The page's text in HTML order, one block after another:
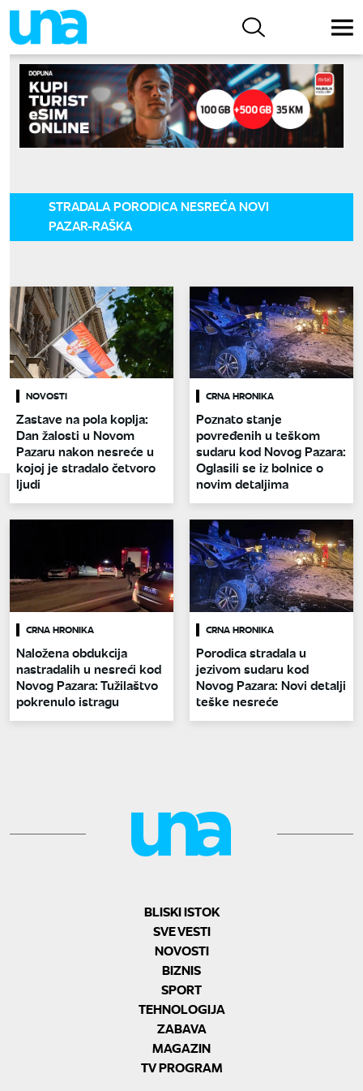
STRADALA PORODICA NESREĆA NOVI
PAZAR-RAŠKA
NOVOSTI
Zastave na pola koplja:
Dan žalosti u Novom
Pazaru nakon nesreće u
kojoj je stradalo četvoro
ljudi
CRNA HRONIKA
Poznato stanje
povređenih u teškom
sudaru kod Novog Pazara:
Oglasili se iz bolnice o
novim detaljima
CRNA HRONIKA
Naložena obdukcija
nastradalih u nesreći kod
Novog Pazara: Tužilaštvo
pokrenulo istragu
CRNA HRONIKA
Porodica stradala u
jezivom sudaru kod
Novog Pazara: Novi detalji
teške nesreće
BLISKI ISTOK
SVE VESTI
NOVOSTI
BIZNIS
SPORT
TEHNOLOGIJA
ZABAVA
MAGAZIN
TV PROGRAM